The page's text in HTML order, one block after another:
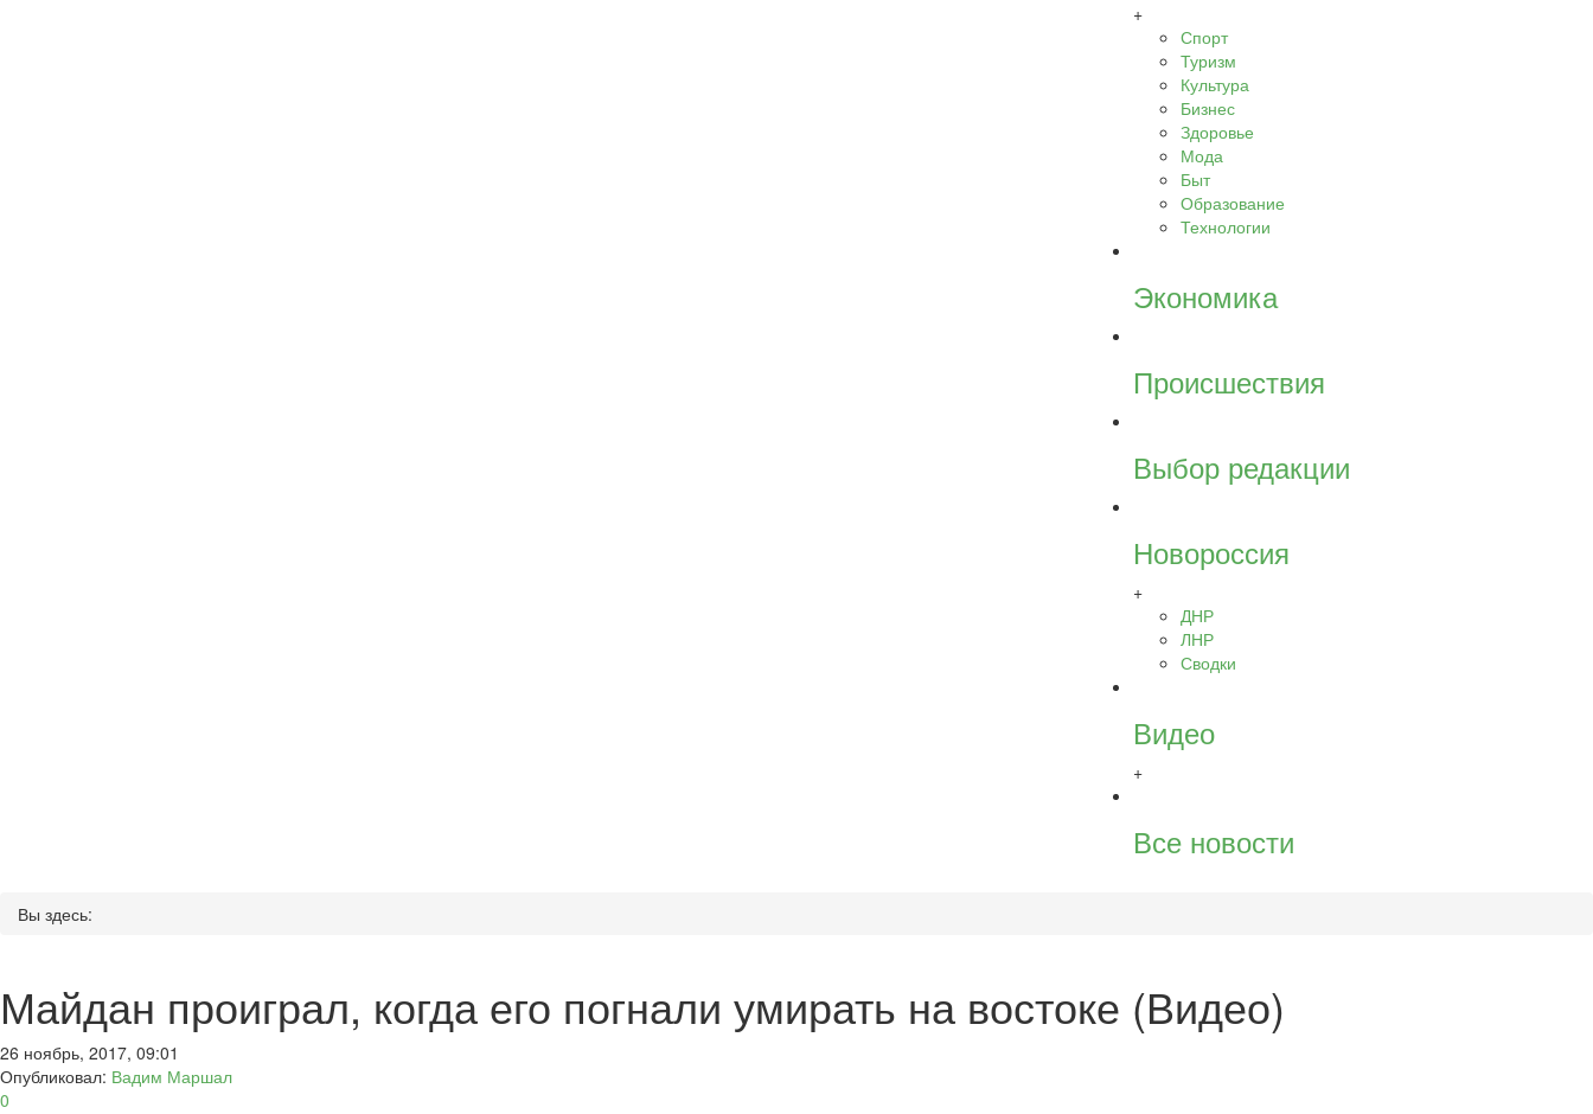
+
Спорт
Туризм
Культура
Бизнес
Здоровье
Мода
Быт
Образование
Технологии
Экономика
Происшествия
Выбор редакции
Новороссия
+
ДНР
ЛНР
Сводки
Видео
+
Все новости
Вы здесь:
Майдан проиграл, когда его погнали умирать на востоке (Видео)
26 ноябрь, 2017, 09:01
Опубликовал: Вадим Маршал
0